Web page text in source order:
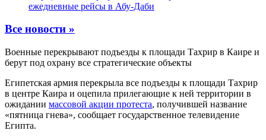
ежедневные рейсы в Абу-Даби
Все новости »
Военные перекрывают подъезды к площади Тахрир в Каире и
берут под охрану все стратегические объекты
Египетская армия перекрыла все подъезды к площади Тахрир
в центре Каира и оцепила прилегающие к ней территории в
ожидании массовой акции протеста, получившей название
«пятница гнева», сообщает государственное телевидение
Египта.